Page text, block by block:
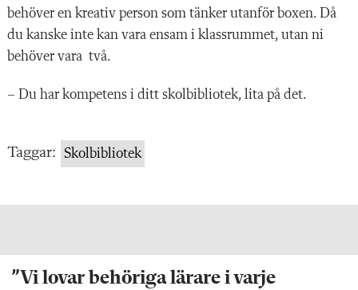
behöver en kreativ person som tänker utanför boxen. Då
du kanske inte kan vara ensam i klassrummet, utan ni
behöver vara två.
– Du har kompetens i ditt skolbibliotek, lita på det.
Taggar: Skolbibliotek
”Vi lovar behöriga lärare i varje